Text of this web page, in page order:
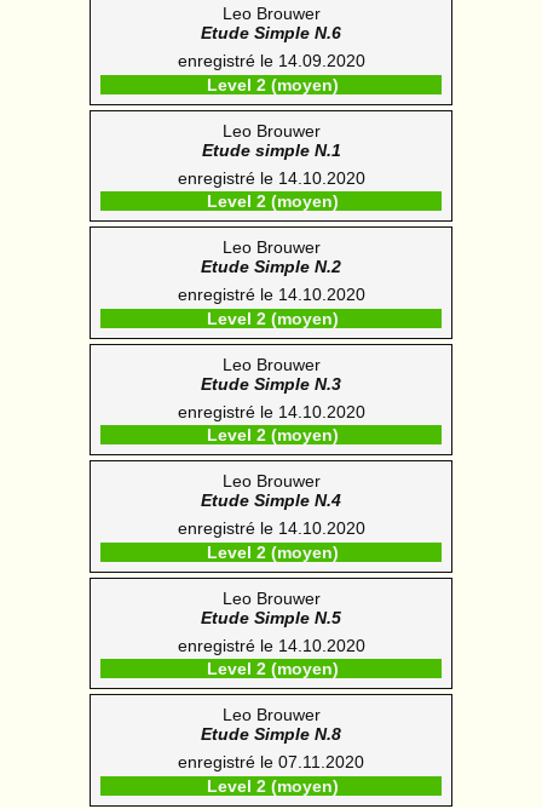
Leo Brouwer
Etude Simple N.6
enregistré le 14.09.2020
Level 2 (moyen)
Leo Brouwer
Etude simple N.1
enregistré le 14.10.2020
Level 2 (moyen)
Leo Brouwer
Etude Simple N.2
enregistré le 14.10.2020
Level 2 (moyen)
Leo Brouwer
Etude Simple N.3
enregistré le 14.10.2020
Level 2 (moyen)
Leo Brouwer
Etude Simple N.4
enregistré le 14.10.2020
Level 2 (moyen)
Leo Brouwer
Etude Simple N.5
enregistré le 14.10.2020
Level 2 (moyen)
Leo Brouwer
Etude Simple N.8
enregistré le 07.11.2020
Level 2 (moyen)